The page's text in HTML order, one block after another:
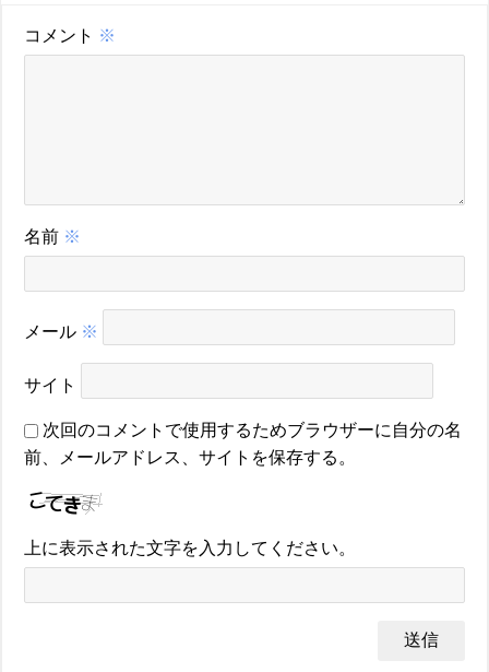
コメント ※
名前 ※
メール ※
サイト
次回のコメントで使用するためブラウザーに自分の名
前、メールアドレス、サイトを保存する。
上に表示された文字を入力してください。